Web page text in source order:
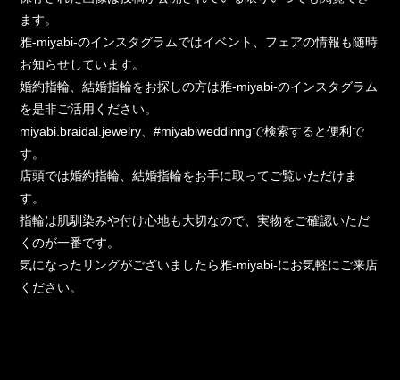
ます。
雅-miyabi-のインスタグラムではイベント、フェアの情報も随時
お知らせしています。
婚約指輪、結婚指輪をお探しの方は雅-miyabi-のインスタグラム
を是非ご活用ください。
miyabi.braidal.jewelry、#miyabiweddinngで検索すると便利で
す。
店頭では婚約指輪、結婚指輪をお手に取ってご覧いただけま
す。
指輪は肌馴染みや付け心地も大切なので、実物をご確認いただ
くのが一番です。
気になったリングがございましたら雅-miyabi-にお気軽にご来店
ください。